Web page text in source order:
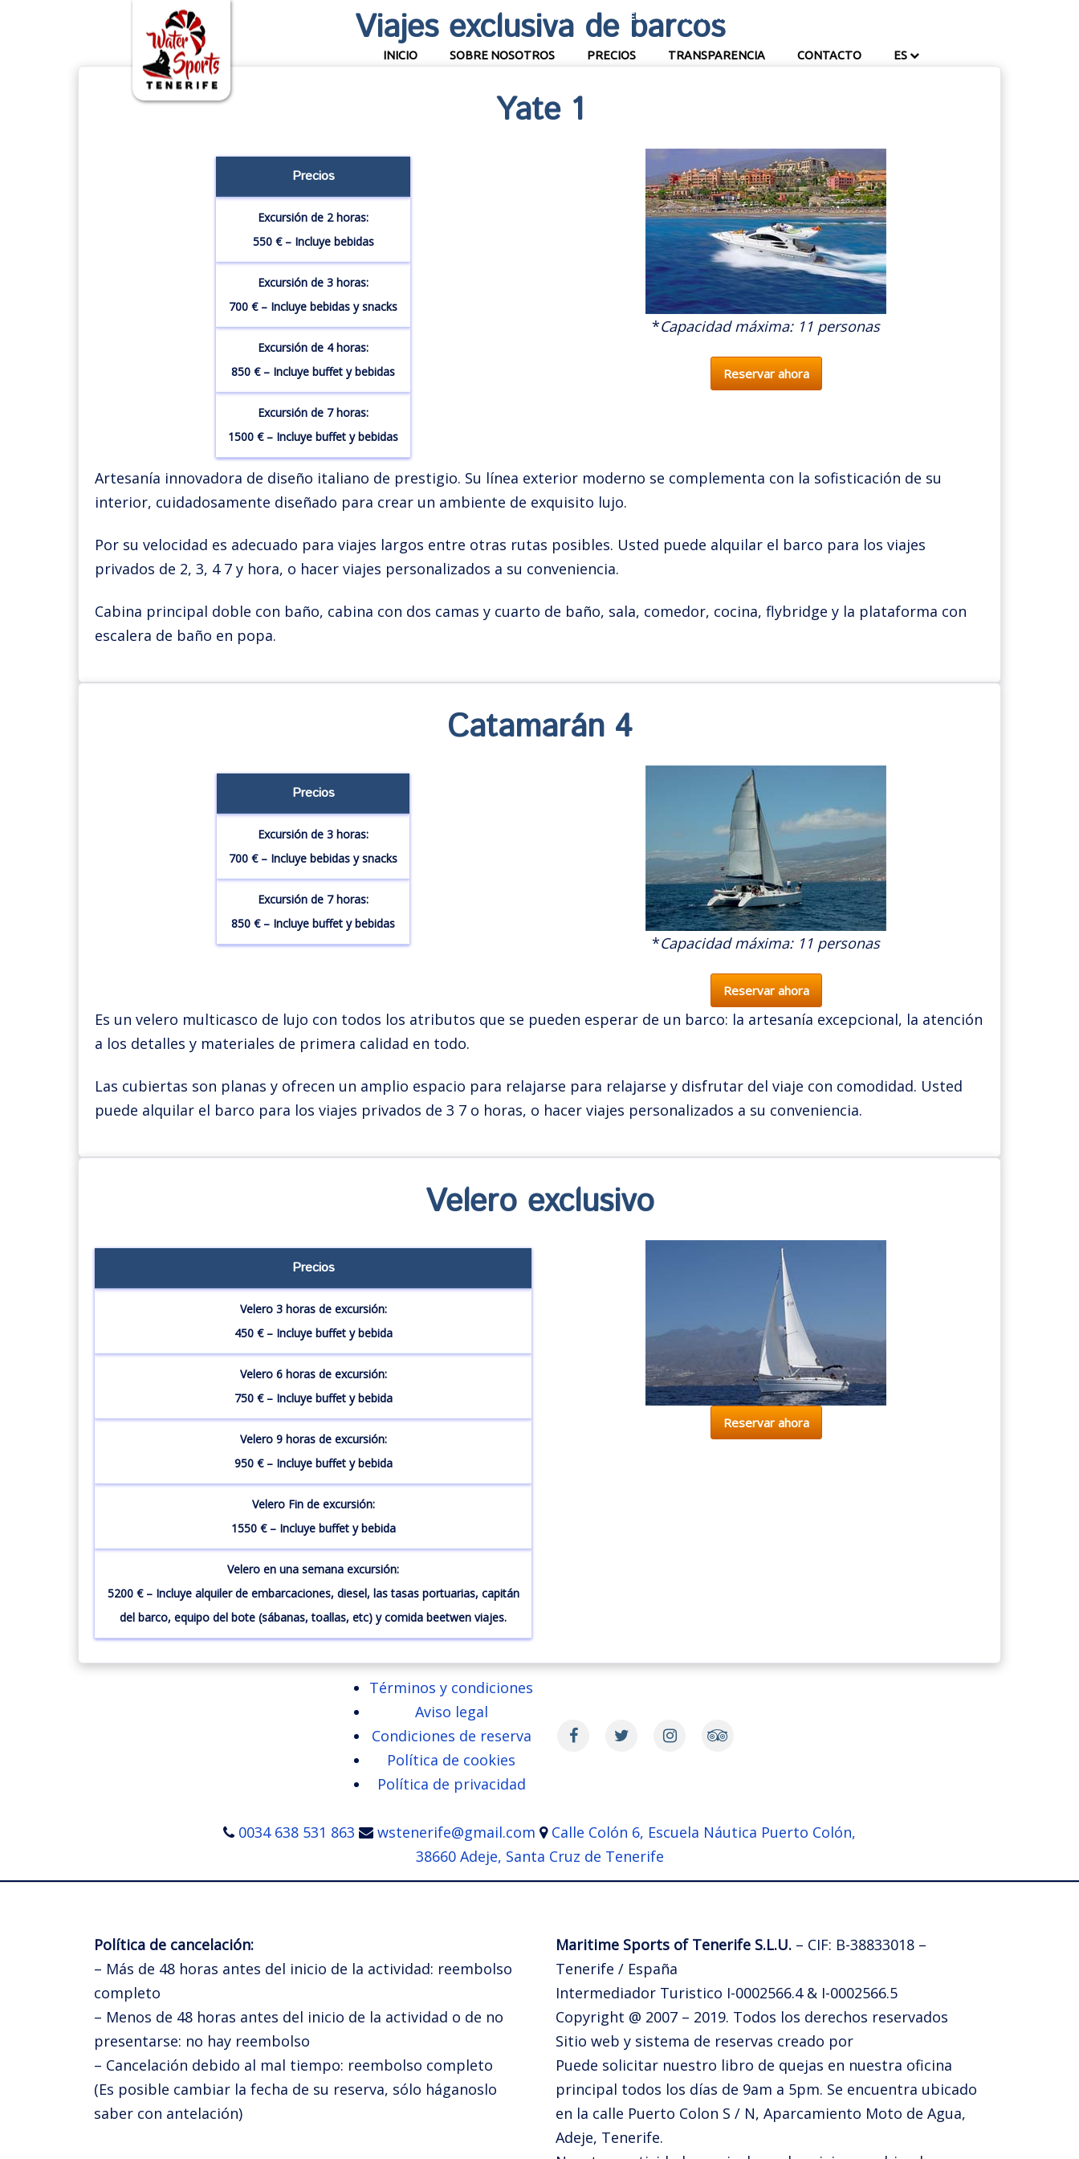
FOTOS VIDEOS WORK WITH US
INICIO SOBRE NOSOTROS PRECIOS TRANSPARENCIA CONTACTO ES
Viajes exclusiva de barcos
Yate 1
Precios
Excursión de 2 horas:
550 € – Incluye bebidas
Excursión de 3 horas:
700 € – Incluye bebidas y snacks
Excursión de 4 horas:
850 € – Incluye buffet y bebidas
Excursión de 7 horas:
1500 € – Incluye buffet y bebidas
*Capacidad máxima: 11 personas
Reservar ahora
Artesanía innovadora de diseño italiano de prestigio. Su línea exterior moderno se complementa con la sofisticación de su
interior, cuidadosamente diseñado para crear un ambiente de exquisito lujo.
Por su velocidad es adecuado para viajes largos entre otras rutas posibles. Usted puede alquilar el barco para los viajes
privados de 2, 3, 4 7 y hora, o hacer viajes personalizados a su conveniencia.
Cabina principal doble con baño, cabina con dos camas y cuarto de baño, sala, comedor, cocina, flybridge y la plataforma con
escalera de baño en popa.
Catamarán 4
Precios
Excursión de 3 horas:
700 € – Incluye bebidas y snacks
Excursión de 7 horas:
850 € – Incluye buffet y bebidas
*Capacidad máxima: 11 personas
Reservar ahora
Es un velero multicasco de lujo con todos los atributos que se pueden esperar de un barco: la artesanía excepcional, la atención
a los detalles y materiales de primera calidad en todo.
Las cubiertas son planas y ofrecen un amplio espacio para relajarse para relajarse y disfrutar del viaje con comodidad. Usted
puede alquilar el barco para los viajes privados de 3 7 o horas, o hacer viajes personalizados a su conveniencia.
Velero exclusivo
Precios
Velero 3 horas de excursión:
450 € – Incluye buffet y bebida
Velero 6 horas de excursión:
750 € – Incluye buffet y bebida
Velero 9 horas de excursión:
950 € – Incluye buffet y bebida
Velero Fin de excursión:
1550 € – Incluye buffet y bebida
Velero en una semana excursión:
5200 € – Incluye alquiler de embarcaciones, diesel, las tasas portuarias, capitán
del barco, equipo del bote (sábanas, toallas, etc) y comida beetwen viajes.
Reservar ahora
Términos y condiciones
Aviso legal
Condiciones de reserva
Política de cookies
Política de privacidad
0034 638 531 863 wstenerife@gmail.com
Calle Colón 6, Escuela Náutica Puerto Colón,
38660 Adeje, Santa Cruz de Tenerife
Política de cancelación:
– Más de 48 horas antes del inicio de la actividad: reembolso
completo
– Menos de 48 horas antes del inicio de la actividad o de no
presentarse: no hay reembolso
– Cancelación debido al mal tiempo: reembolso completo
(Es posible cambiar la fecha de su reserva, sólo háganoslo
saber con antelación)
Maritime Sports of Tenerife S.L.U. – CIF: B-38833018 –
Tenerife / España
Intermediador Turistico I-0002566.4 & I-0002566.5
Copyright @ 2007 – 2019. Todos los derechos reservados
Sitio web y sistema de reservas creado por
Puede solicitar nuestro libro de quejas en nuestra oficina
principal todos los días de 9am a 5pm. Se encuentra ubicado
en la calle Puerto Colon S / N, Aparcamiento Moto de Agua,
Adeje, Tenerife.